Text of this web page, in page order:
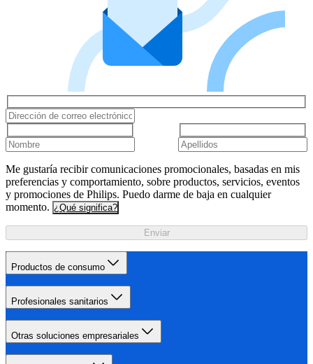
Me gustaría recibir comunicaciones promocionales, basadas en mis
preferencias y comportamiento, sobre productos, servicios, eventos
y promociones de Philips. Puedo darme de baja en cualquier
momento. ¿Qué significa?
Enviar
Productos de consumo
Profesionales sanitarios
Otras soluciones empresariales